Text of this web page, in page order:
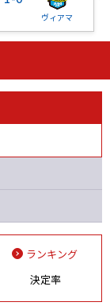
ヴィアマ
フィ西
ランキング
決定率